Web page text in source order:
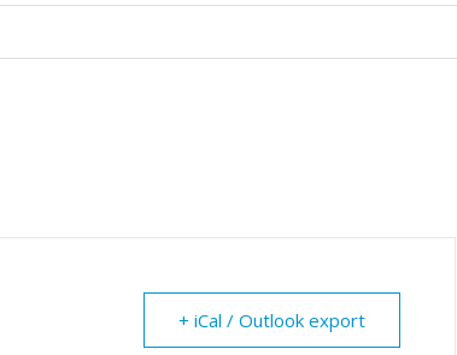
+ iCal / Outlook export